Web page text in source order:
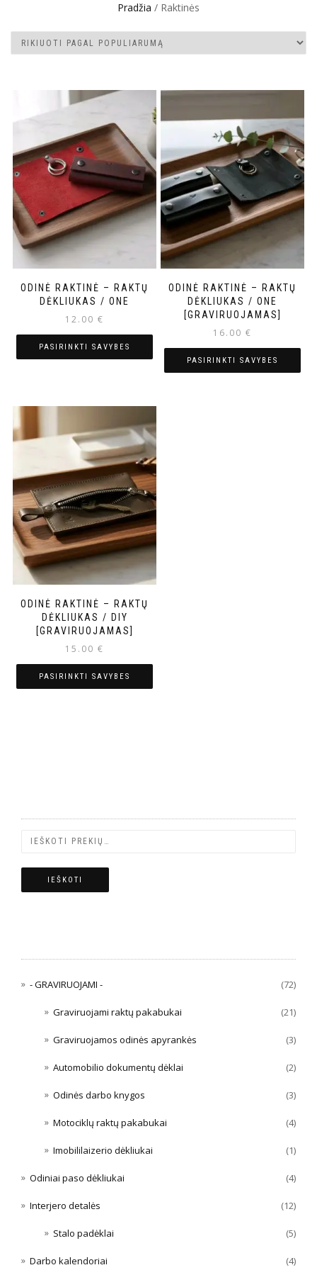
Pradžia / Raktinės
ODINĖ RAKTINĖ – RAKTŲ
DĖKLIUKAS / ONE
12.00 €
PASIRINKTI SAVYBES
ODINĖ RAKTINĖ – RAKTŲ
DĖKLIUKAS / ONE
[GRAVIRUOJAMAS]
16.00 €
PASIRINKTI SAVYBES
ODINĖ RAKTINĖ – RAKTŲ
DĖKLIUKAS / DIY
[GRAVIRUOJAMAS]
15.00 €
PASIRINKTI SAVYBES
IEŠKOTI
- GRAVIRUOJAMI - (72)
Graviruojami raktų pakabukai (21)
Graviruojamos odinės apyrankės (3)
Automobilio dokumentų dėklai (2)
Odinės darbo knygos (3)
Motociklų raktų pakabukai (4)
Imobililaizerio dėkliukai (1)
Odiniai paso dėkliukai (4)
Interjero detalės (12)
Stalo padėklai (5)
Darbo kalendoriai (4)